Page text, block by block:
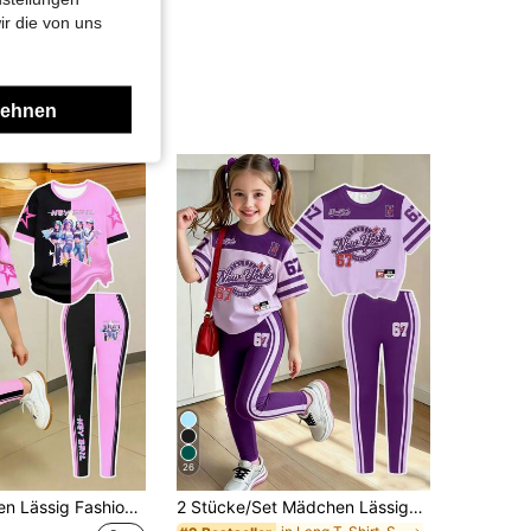
Kleine Mädchen Lässig Fashion kreative personalisierte erfrischende minimalistische süße virtuelle Kleine Mädchengruppe bunte Stern Streifen Fuchsia & Schwarz Grafik T-Shirt und Leggings Set, bequeme Alltagskleidung, geeignet für Frühling, Sommer und Herbst
26
2 Stücke/Set Mädchen Lässige Mode Kreative Persönlichkeit Frisch Minimalistisch Nummer 67 New York Abzeichen Pentagramm Streifen Lila Patchwork Slogan Grafik Muster Kurzes T-Shirt und Leggings Outfit, Bequem für den täglichen Gebrauch, geeignet für Frühling, Sommer und Herbst
die von uns